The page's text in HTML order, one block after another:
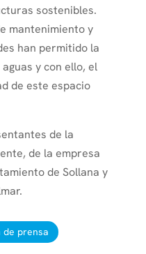
sostenibles.
mantenimiento y
han permitido la
y con ello, el
de este espacio
de la
de la empresa
de Sollana y
de prensa